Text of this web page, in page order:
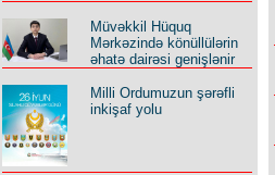
Müvəkkil Hüquq
Mərkəzində könüllülərin
əhatə dairəsi genişlənir
Milli Ordumuzun şərəfli
inkişaf yolu